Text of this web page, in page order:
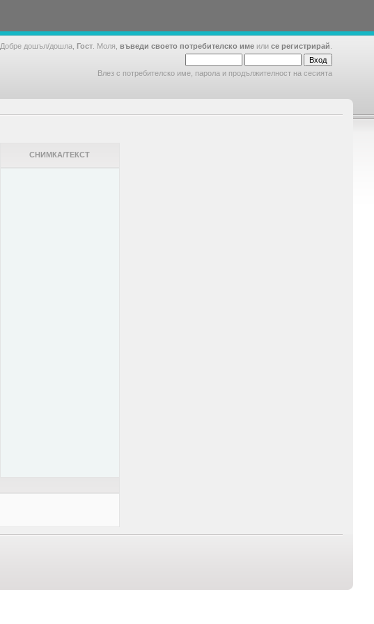
Добре дошъл/дошла, Гост . Моля, въведи своето потребителско име или се регистрирай
Влез с потребителско име, парола и продължителност на сесията
СНИМКА/ТЕКСТ